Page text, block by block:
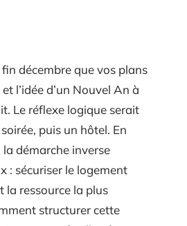
décembre que vos plans
l’idée d’un Nouvel An à
Le réflexe logique serait
puis un hôtel. En
démarche inverse
: sécuriser le logement
la ressource la plus
structurer cette